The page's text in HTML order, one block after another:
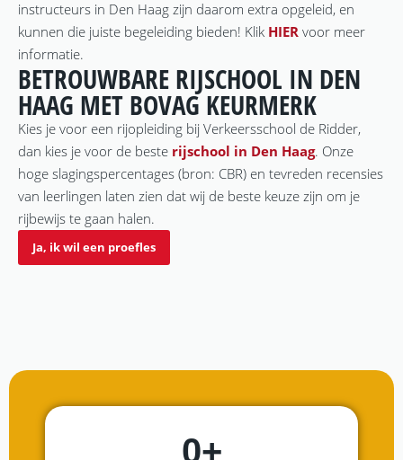
instructeurs in Den Haag zijn daarom extra opgeleid, en
kunnen die juiste begeleiding bieden! Klik HIER voor meer
informatie.
BETROUWBARE RIJSCHOOL IN DEN
HAAG MET BOVAG KEURMERK
Kies je voor een rijopleiding bij Verkeersschool de Ridder,
dan kies je voor de beste rijschool in Den Haag. Onze
hoge slagingspercentages (bron: CBR) en tevreden recensies
van leerlingen laten zien dat wij de beste keuze zijn om je
rijbewijs te gaan halen.
Ja, ik wil een proefles
REVIEW
0+